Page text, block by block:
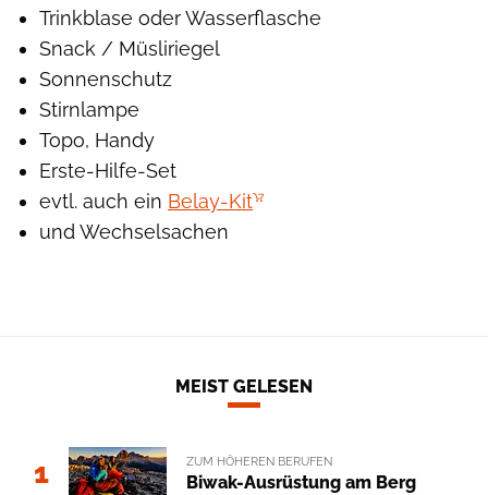
Trinkblase oder Wasserflasche
Snack / Müsliriegel
Sonnenschutz
Stirnlampe
Topo, Handy
Erste-Hilfe-Set
evtl. auch ein Belay-Kit
und Wechselsachen
MEIST GELESEN
1 ZUM HÖHEREN BERUFEN
Biwak-Ausrüstung am Berg